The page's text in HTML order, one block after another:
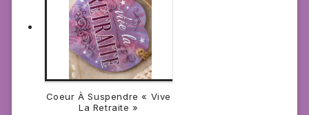
Coeur À Suspendre « Vive
La Retraite »